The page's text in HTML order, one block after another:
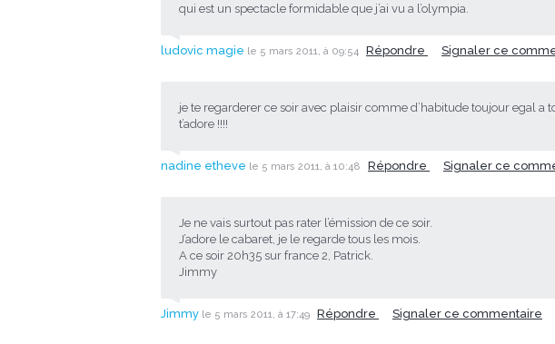
qui est un spectacle formidable que j’ai vu a l’olympia.
ludovic magie le 5 mars 2011, à 09:54 Répondre Signaler ce
je te regarderer ce soir avec plaisir comme d’habitude toujour egal a
t’adore !!!!
nadine etheve le 5 mars 2011, à 10:48 Répondre Signaler ce
Je ne vais surtout pas rater l’émission de ce soir.
J’adore le cabaret, je le regarde tous les mois.
A ce soir 20h35 sur france 2, Patrick.
Jimmy
Jimmy le 5 mars 2011, à 17:49 Répondre Signaler ce commentaire